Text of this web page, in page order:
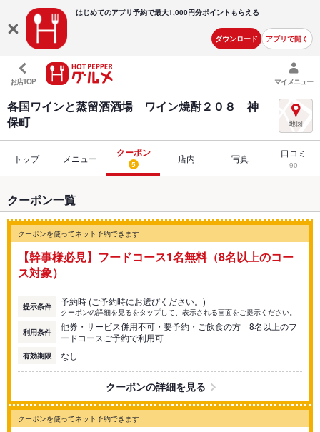
はじめてのアプリ予約で最大1,000円分ポイントもらえる
ダウンロード アプリで開く
お店TOP マイメニュー
各国ワインと蒸留酒酒場 ワイン焼酎２０８ 神
保町
トップ メニュー クーポン
5 店内 写真 口コミ
90
クーポン一覧
クーポンを使ってネット予約できます
【幹事様必見】フードコース1名無料（8名以上のコー
ス対象）
提示条件 予約時 (ご予約時にお選びください。)
クーポンの詳細を見るをタップして、表示される画面をご提示ください。
利用条件
他券・サービス併用不可・要予約・ご飲食の方 8名以上のフ
ードコースご予約で利用可
有効期限 なし
クーポンの詳細を見る
クーポンを使ってネット予約できます